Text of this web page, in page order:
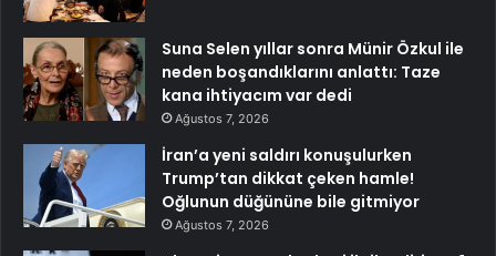
Suna Selen yıllar sonra Münir Özkul ile
neden boşandıklarını anlattı: Taze
kana ihtiyacım var dedi
Ağustos 7, 2026
İran’a yeni saldırı konuşulurken
Trump’tan dikkat çeken hamle!
Oğlunun düğününe bile gitmiyor
Ağustos 7, 2026